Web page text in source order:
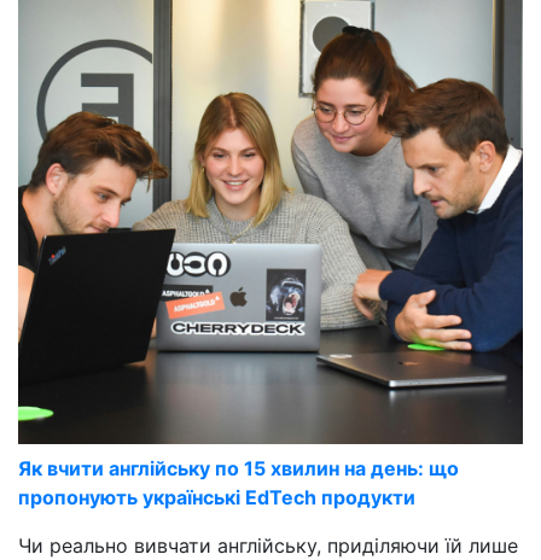
Як вчити англійську по 15 хвилин на день: що
пропонують українські EdTech продукти
Чи реально вивчати англійську, приділяючи їй лише